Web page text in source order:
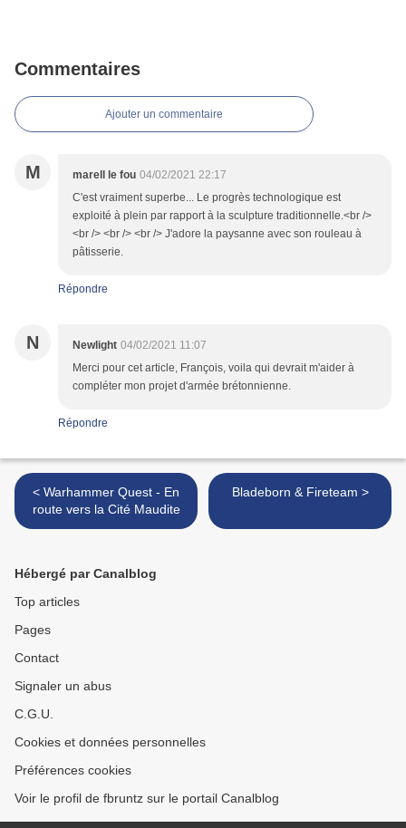
Commentaires
Ajouter un commentaire
M marell le fou 04/02/2021 22:17
C'est vraiment superbe... Le progrès technologique est
exploité à plein par rapport à la sculpture traditionnelle.<br />
<br /> <br /> <br /> J'adore la paysanne avec son rouleau à
pâtisserie.
Répondre
N Newlight 04/02/2021 11:07
Merci pour cet article, François, voila qui devrait m'aider à
compléter mon projet d'armée brétonnienne.
Répondre
< Warhammer Quest - En
route vers la Cité Maudite
Bladeborn & Fireteam >
Hébergé par Canalblog
Top articles
Pages
Contact
Signaler un abus
C.G.U.
Cookies et données personnelles
Préférences cookies
Voir le profil de fbruntz sur le portail Canalblog